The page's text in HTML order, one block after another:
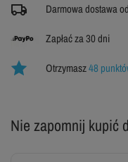
44.5
Darmowa dostawa
Zapłać za 30 dni
Otrzymasz48
Nie zapomnij kupić